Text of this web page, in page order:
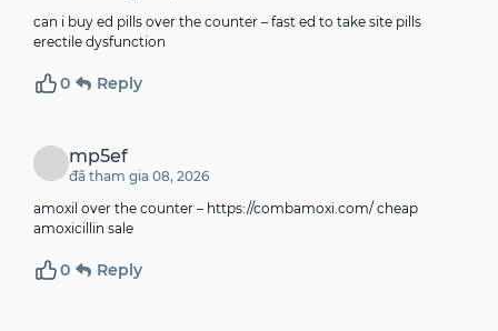
can i buy ed pills over the counter – fast ed to take site pills
erectile dysfunction
0 Reply
mp5ef
đã tham gia 08, 2026
amoxil over the counter – https://combamoxi.com/ cheap
amoxicillin sale
0 Reply